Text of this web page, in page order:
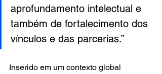
aprofundamento intelectual e
também de fortalecimento dos
vínculos e das parcerias.”
Inserido em um contexto global